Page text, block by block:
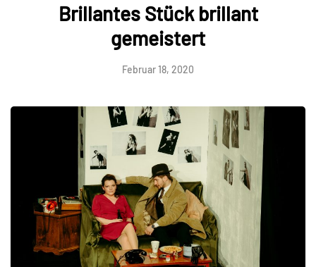
Brillantes Stück brillant
gemeistert
Februar 18, 2020